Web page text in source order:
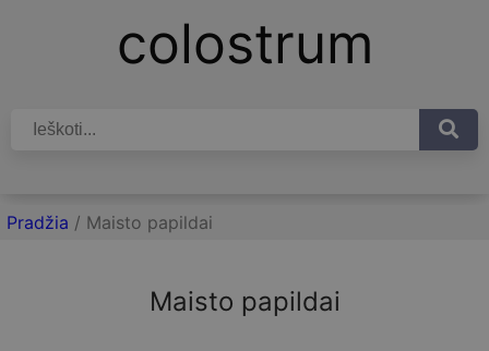
colostrum
Pradžia / Maisto papildai
Maisto papildai